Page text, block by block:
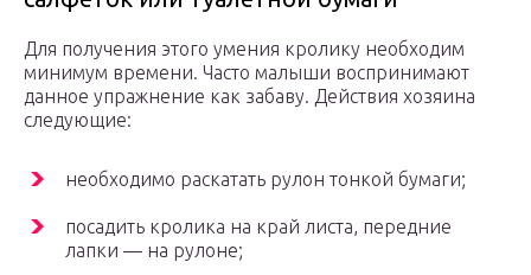
Для получения этого умения кролику необходим
минимум времени. Часто малыши воспринимают
данное упражнение как забаву. Действия хозяина
следующие:
необходимо раскатать рулон тонкой бумаги;
посадить кролика на край листа, передние
лапки — на рулоне;